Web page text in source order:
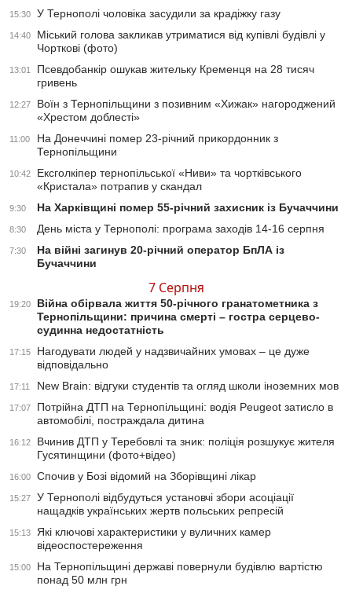
15:30 У Тернополі чоловіка засудили за крадіжку газу
14:40
Міський голова закликав утриматися від купівлі будівлі у
Чорткові (фото)
13:01
Псевдобанкір ошукав жительку Кременця на 28 тисяч
гривень
12:27
Воїн з Тернопільщини з позивним «Хижак» нагороджений
«Хрестом доблесті»
11:00
На Донеччині помер 23-річний прикордонник з
Тернопільщини
10:42
Ексголкіпер тернопільської «Ниви» та чортківського
«Кристала» потрапив у скандал
9:30 На Харківщині помер 55-річний захисник із Бучаччини
8:30 День міста у Тернополі: програма заходів 14-16 серпня
7:30
На війні загинув 20-річний оператор БпЛА із
Бучаччини
7 Серпня
19:20
Війна обірвала життя 50-річного гранатометника з
Тернопільщини: причина смерті – гостра серцево-
судинна недостатність
17:15
Нагодувати людей у надзвичайних умовах – це дуже
відповідально
17:11 New Brain: відгуки студентів та огляд школи іноземних мов
17:07
Потрійна ДТП на Тернопільщині: водія Peugeot затисло в
автомобілі, постраждала дитина
16:12
Вчинив ДТП у Теребовлі та зник: поліція розшукує жителя
Гусятинщини (фото+відео)
16:00 Спочив у Бозі відомий на Зборівщині лікар
15:27
У Тернополі відбудуться установчі збори асоціації
нащадків українських жертв польських репресій
15:13
Які ключові характеристики у вуличних камер
відеоспостереження
15:00
На Тернопільщині державі повернули будівлю вартістю
понад 50 млн грн